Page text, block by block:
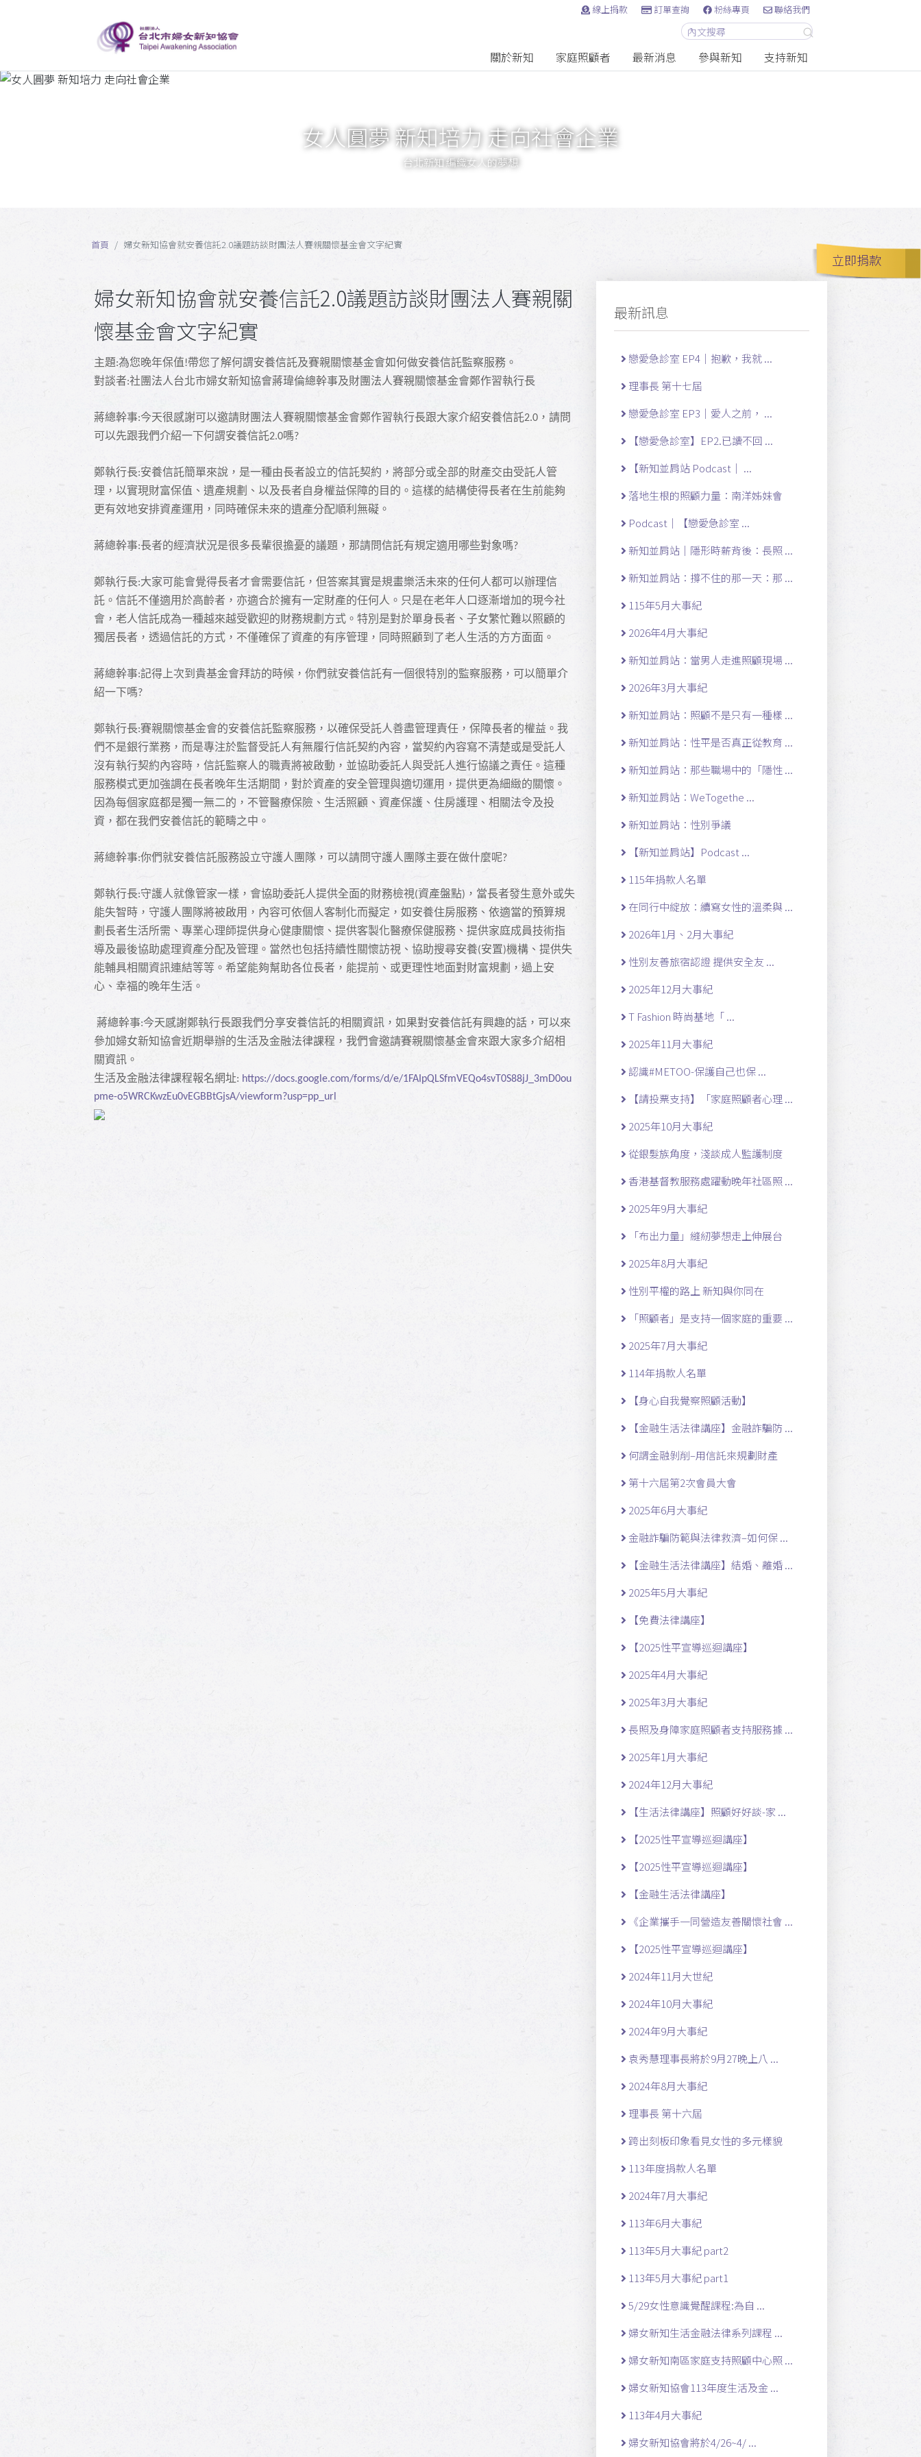
線上捐款 訂單查詢 粉絲專頁 聯絡我們
關於新知 家庭照顧者 最新消息 參與新知 支持新知
立即捐款
女人圓夢 新知培力 走向社會企業
台北新知 編織女人的夢想
首頁 婦女新知協會就安養信託2.0議題訪談財團法人賽親關懷基金會文字紀實
婦女新知協會就安養信託2.0議題訪談財團法人賽親關
懷基金會文字紀實
主題:為您晚年保值!帶您了解何謂安養信託及賽親關懷基金會如何做安養信託監察服務。
對談者:社團法人台北市婦女新知協會蔣瑋倫總幹事及財團法人賽親關懷基金會鄭作習執行長
蔣總幹事:今天很感謝可以邀請財團法人賽親關懷基金會鄭作習執行長跟大家介紹安養信託2.0 ，請問
可以先跟我們介紹一下何謂安養信託2.0嗎?
鄭執行長:安養信託簡單來說，是一種由長者設立的信託契約，將部分或全部的財產交由受託人管
理，以實現財富保值、遺產規劃、以及長者自身權益保障的目的。這樣的結構使得長者在生前能夠
更有效地安排資產運用，同時確保未來的遺產分配順利無礙。
蔣總幹事:長者的經濟狀況是很多長輩很擔憂的議題，那請問信託有規定適用哪些對象嗎?
鄭執行長:大家可能會覺得長者才會需要信託，但答案其實是規畫樂活未來的任何人都可以辦理信
託。信託不僅適用於高齡者，亦適合於擁有一定財產的任何人。只是在老年人口逐漸增加的現今社
會，老人信託成為一種越來越受歡迎的財務規劃方式。特別是對於單身長者、子女繁忙難以照顧的
獨居長者，透過信託的方式，不僅確保了資產的有序管理，同時照顧到了老人生活的方方面面。
蔣總幹事:記得上次到貴基金會拜訪的時候，你們就安養信託有一個很特別的監察服務，可以簡單介
紹一下嗎?
鄭執行長:賽親關懷基金會的安養信託監察服務，以確保受託人善盡管理責任，保障長者的權益。我
們不是銀行業務，而是專注於監督受託人有無履行信託契約內容，當契約內容寫不清楚或是受託人
沒有執行契約內容時，信託監察人的職責將被啟動，並協助委託人與受託人進行協議之責任。這種
服務模式更加強調在長者晚年生活期間，對於資產的安全管理與適切運用，提供更為細緻的關懷。
因為每個家庭都是獨一無二的，不管醫療保險、生活照顧、資產保護、住房護理、相關法令及投
資，都在我們安養信託的範疇之中。
蔣總幹事:你們就安養信託服務設立守護人團隊，可以請問守護人團隊主要在做什麼呢?
鄭執行長:守護人就像管家一樣，會協助委託人提供全面的財務檢視(資產盤點) ，當長者發生意外或失
能失智時，守護人團隊將被啟用，內容可依個人客制化而擬定，如安養住房服務、依適當的預算規
劃長者生活所需、專業心理師提供身心健康關懷、提供客製化醫療保健服務、提供家庭成員技術指
導及最後協助處理資產分配及管理。當然也包括持續性關懷訪視、協助搜尋安養(安置)機構、提供失
能輔具相關資訊連結等等。希望能夠幫助各位長者，能提前、或更理性地面對財富規劃，過上安
心、幸福的晚年生活。
蔣總幹事:今天感謝鄭執行長跟我們分享安養信託的相關資訊，如果對安養信託有興趣的話，可以來
參加婦女新知協會近期舉辦的生活及金融法律課程，我們會邀請賽親關懷基金會來跟大家多介紹相
關資訊。
生活及金融法律課程報名網址: https://docs.google.com/forms/d/e/1FAIpQLSfmVEQo4svT0S88jJ_3mD0ou
pme-o5WRCKwzEu0vEGBBtGjsA/viewform?usp=pp_url
最新訊息
戀愛急診室 EP4｜抱歉，我就 ...
理事長 第十七屆
戀愛急診室 EP3｜愛人之前， ...
【戀愛急診室】EP2.已讀不回 ...
【新知並肩站 Podcast｜ ...
落地生根的照顧力量：南洋姊妹會
Podcast｜【戀愛急診室 ...
新知並肩站｜隱形時薪背後：長照 ...
新知並肩站：撐不住的那一天：那 ...
115年5月大事紀
2026年4月大事紀
新知並肩站：當男人走進照顧現場 ...
2026年3月大事紀
新知並肩站：照顧不是只有一種樣 ...
新知並肩站：性平是否真正從教育 ...
新知並肩站：那些職場中的「隱性 ...
新知並肩站：WeTogethe ...
新知並肩站：性別爭議
【新知並肩站】Podcast ...
115年捐款人名單
在同行中綻放：續寫女性的溫柔與 ...
2026年1月、2月大事紀
性別友善旅宿認證 提供安全友 ...
2025年12月大事紀
T Fashion 時尚基地「 ...
2025年11月大事紀
認識#METOO-保護自己也保 ...
【請投票支持】「家庭照顧者心理 ...
2025年10月大事紀
從銀髮族角度，淺談成人監護制度
香港基督教服務處躍動晚年社區照 ...
2025年9月大事紀
「布出力量」縫紉夢想走上伸展台
2025年8月大事紀
性別平權的路上 新知與你同在
「照顧者」是支持一個家庭的重要 ...
2025年7月大事紀
114年捐款人名單
【身心自我覺察照顧活動】
【金融生活法律講座】金融詐騙防 ...
何謂金融剝削–用信託來規劃財產
第十六屆第2次會員大會
2025年6月大事紀
金融詐騙防範與法律救濟–如何保 ...
【金融生活法律講座】結婚、離婚 ...
2025年5月大事紀
【免費法律講座】
【2025性平宣導巡迴講座】
2025年4月大事紀
2025年3月大事紀
長照及身障家庭照顧者支持服務據 ...
2025年1月大事紀
2024年12月大事紀
【生活法律講座】照顧好好談-家 ...
【2025性平宣導巡迴講座】
【2025性平宣導巡迴講座】
【金融生活法律講座】
《企業攜手一同營造友善關懷社會 ...
【2025性平宣導巡迴講座】
2024年11月大世紀
2024年10月大事紀
2024年9月大事紀
袁秀慧理事長將於9月27晚上八 ...
2024年8月大事紀
理事長 第十六屆
跨出刻板印象看見女性的多元樣貌
113年度捐款人名單
2024年7月大事紀
113年6月大事紀
113年5月大事紀 part2
113年5月大事紀 part1
5/29女性意識覺醒課程:為自 ...
婦女新知生活金融法律系列課程 ...
婦女新知南區家庭支持照顧中心照 ...
婦女新知協會113年度生活及金 ...
113年4月大事紀
婦女新知協會將於4/26~4/ ...